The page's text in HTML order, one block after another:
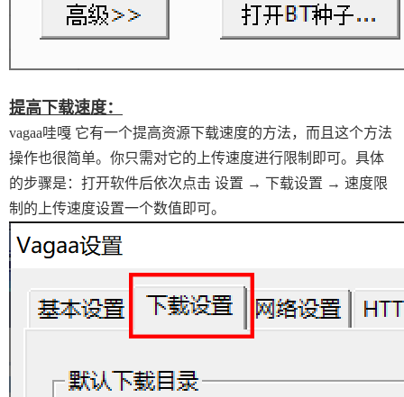
提高下载速度：
vagaa哇嘎 它有一个提高资源下载速度的方法，而且这个方法
操作也很简单。你只需对它的上传速度进行限制即可。具体
的步骤是：打开软件后依次点击 设置 → 下载设置 → 速度限
制的上传速度设置一个数值即可。